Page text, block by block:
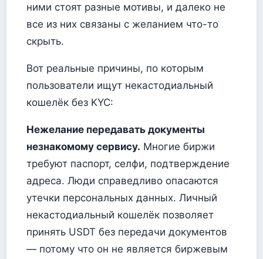
ними стоят разные мотивы, и далеко не
все из них связаны с желанием что-то
скрыть.
Вот реальные причины, по которым
пользователи ищут некастодиальный
кошелёк без KYC:
Нежелание передавать документы
незнакомому сервису. Многие биржи
требуют паспорт, селфи, подтверждение
адреса. Люди справедливо опасаются
утечки персональных данных. Личный
некастодиальный кошелёк позволяет
принять USDT без передачи документов
— потому что он не является биржевым